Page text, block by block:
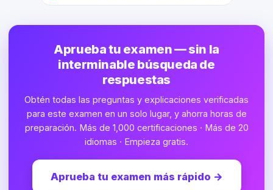
Aprueba tu examen — sin la
interminable búsqueda de
respuestas
Obtén todas las preguntas y explicaciones verificadas
para este examen en un solo lugar, y ahorra horas de
preparación. Más de 1,000 certificaciones · Más de 20
idiomas · Empieza gratis.
Aprueba tu examen más rápido →